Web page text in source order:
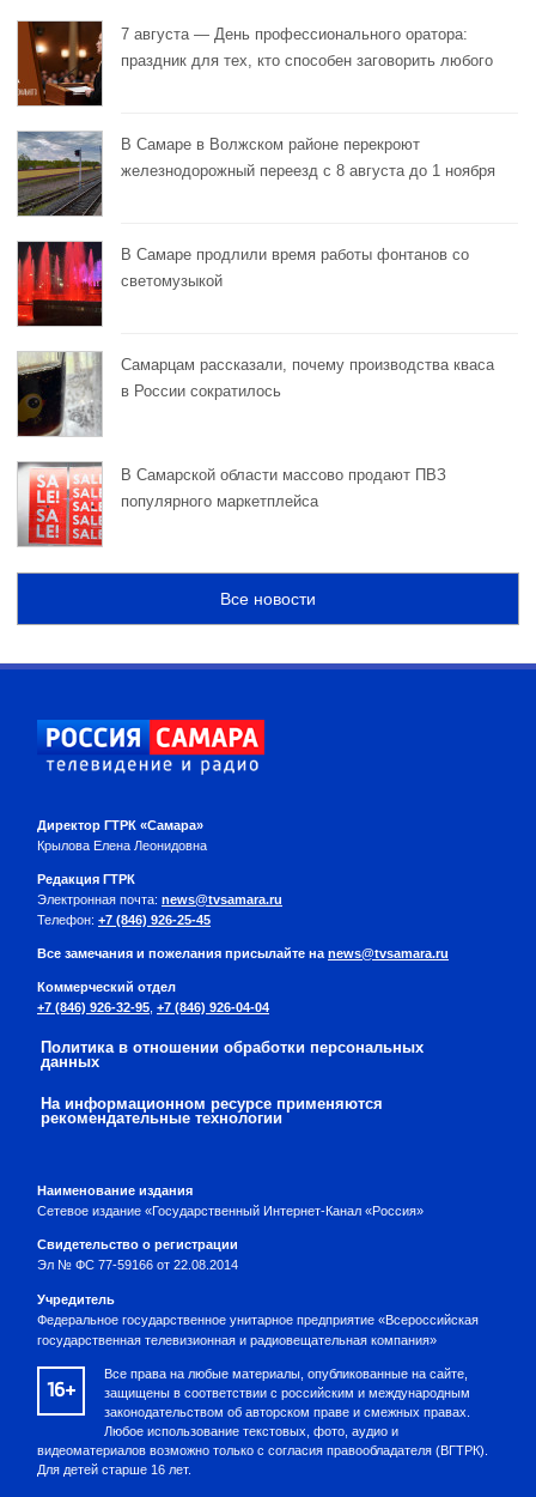
7 августа — День профессионального оратора:
праздник для тех, кто способен заговорить любого
В Самаре в Волжском районе перекроют
железнодорожный переезд с 8 августа до 1 ноября
В Самаре продлили время работы фонтанов со
светомузыкой
Самарцам рассказали, почему производства кваса
в России сократилось
В Самарской области массово продают ПВЗ
популярного маркетплейса
Все новости
Директор ГТРК «Самара»
Крылова Елена Леонидовна
Редакция ГТРК
Электронная почта: news@tvsamara.ru
Телефон: +7 (846) 926-25-45
Все замечания и пожелания присылайте на news@tvsamara.ru
Коммерческий отдел
+7 (846) 926-32-95 +7 (846) 926-04-04
Политика в отношении обработки персональных
данных
На информационном ресурсе применяются
рекомендательные технологии
Наименование издания
Сетевое издание «Государственный Интернет-Канал «Россия»
Свидетельство о регистрации
Эл № ФС 77-59166 от 22.08.2014
Учредитель
Федеральное государственное унитарное предприятие «Всероссийская
государственная телевизионная и радиовещательная компания»
16+
Все права на любые материалы, опубликованные на сайте,
защищены в соответствии с российским и международным
законодательством об авторском праве и смежных правах.
Любое использование текстовых, фото, аудио и
видеоматериалов возможно только с согласия правообладателя (ВГТРК).
Для детей старше 16 лет.